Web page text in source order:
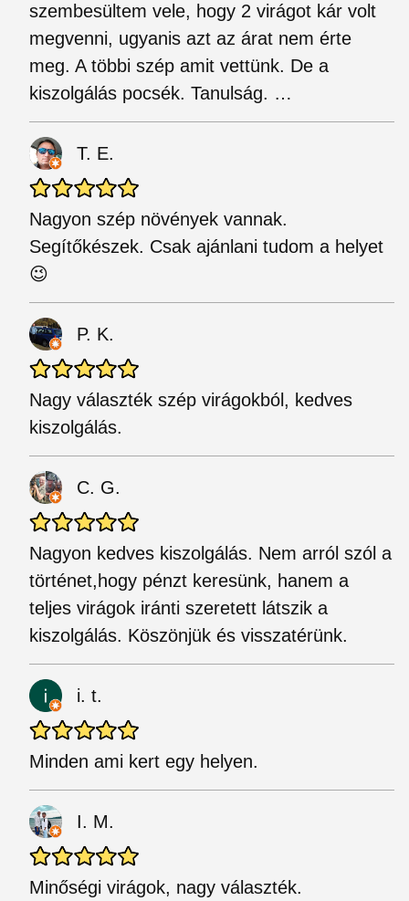
szembesültem vele, hogy 2 virágot kár volt
megvenni, ugyanis azt az árat nem érte
meg. A többi szép amit vettünk. De a
kiszolgálás pocsék. Tanulság. …
T. E.
Nagyon szép növények vannak.
Segítőkészek. Csak ajánlani tudom a helyet
😉
P. K.
Nagy választék szép virágokból, kedves
kiszolgálás.
C. G.
Nagyon kedves kiszolgálás. Nem arról szól a
történet,hogy pénzt keresünk, hanem a
teljes virágok iránti szeretett látszik a
kiszolgálás. Köszönjük és visszatérünk.
i. t.
Minden ami kert egy helyen.
I. M.
Minőségi virágok, nagy választék.